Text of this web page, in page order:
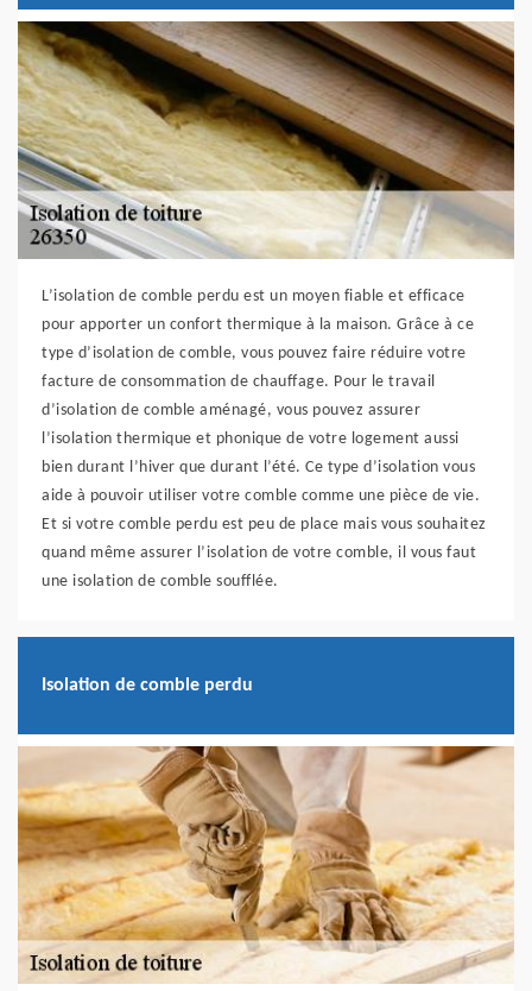
L’isolation de comble perdu est un moyen fiable et efficace
pour apporter un confort thermique à la maison. Grâce à ce
type d’isolation de comble, vous pouvez faire réduire votre
facture de consommation de chauffage. Pour le travail
d’isolation de comble aménagé, vous pouvez assurer
l’isolation thermique et phonique de votre logement aussi
bien durant l’hiver que durant l’été. Ce type d’isolation vous
aide à pouvoir utiliser votre comble comme une pièce de vie.
Et si votre comble perdu est peu de place mais vous souhaitez
quand même assurer l’isolation de votre comble, il vous faut
une isolation de comble soufflée.
Isolation de comble perdu